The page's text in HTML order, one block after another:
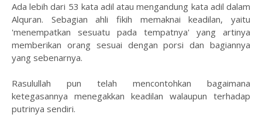
Ada lebih dari 53 kata adil atau mengandung kata adil dalam
Alquran. Sebagian ahli fikih memaknai keadilan, yaitu
'menempatkan sesuatu pada tempatnya' yang artinya
memberikan orang sesuai dengan porsi dan bagiannya
yang sebenarnya.
Rasulullah pun telah mencontohkan bagaimana
ketegasannya menegakkan keadilan walaupun terhadap
putrinya sendiri.